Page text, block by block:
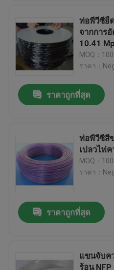
สินค้า
ท่อพีวีซียื
จากการ
10.41
MOQ：
ราคา：
ราคาถูกที่สุด
ท่อพีวีซีสี
เปลวไฟ
MOQ：
ราคา：
ราคาถูกที่สุด
แขนจับค
ร้อน